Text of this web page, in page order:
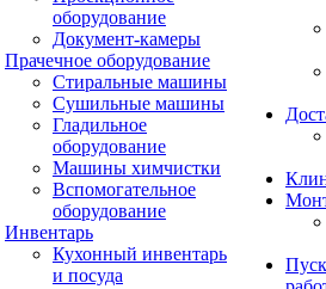
оборудование
Документ-камеры
Прачечное оборудование
Стиральные машины
Сушильные машины
Гладильное
оборудование
Машины химчистки
Вспомогательное
оборудование
Инвентарь
Кухонный инвентарь
и посуда